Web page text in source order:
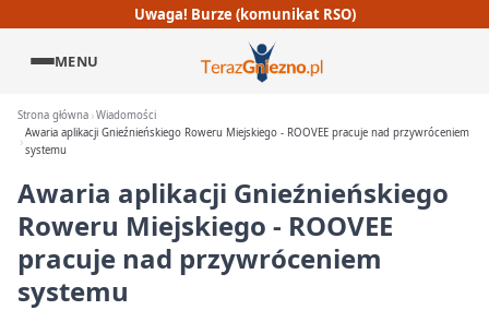
Uwaga! Burze (komunikat RSO)
MENU
Strona główna Wiadomości
Awaria aplikacji Gnieźnieńskiego Roweru Miejskiego - ROOVEE pracuje nad przywróceniem
systemu
Awaria aplikacji Gnieźnieńskiego
Roweru Miejskiego - ROOVEE
pracuje nad przywróceniem
systemu